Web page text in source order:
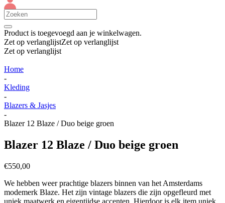
Product is toegevoegd aan je winkelwagen.
Zet op verlanglijstZet op verlanglijst
Zet op verlanglijst
Home
-
Kleding
-
Blazers & Jasjes
-
Blazer 12 Blaze / Duo beige groen
Blazer 12 Blaze / Duo beige groen
€550,00
We hebben weer prachtige blazers binnen van het Amsterdams
modemerk Blaze. Het zijn vintage blazers die zijn opgefleurd met
uniek maatwerk en eigentijdse accenten. Hierdoor is elk item uniek